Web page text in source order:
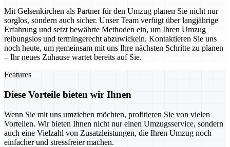
Mit Gelsenkirchen als Partner für den Umzug planen Sie nicht nur
sorglos, sondern auch sicher. Unser Team verfügt über langjährige
Erfahrung und setzt bewährte Methoden ein, um Ihren Umzug
reibungslos und termingerecht abzuwickeln. Kontaktieren Sie uns
noch heute, um gemeinsam mit uns Ihre nächsten Schritte zu planen
– Ihr neues Zuhause wartet bereits auf Sie.
Features
Diese Vorteile bieten wir Ihnen
Wenn Sie mit uns umziehen möchten, profitieren Sie von vielen
Vorteilen. Wir bieten Ihnen nicht nur einen Umzugsservice, sondern
auch eine Vielzahl von Zusatzleistungen, die Ihren Umzug noch
einfacher und stressfreier machen.